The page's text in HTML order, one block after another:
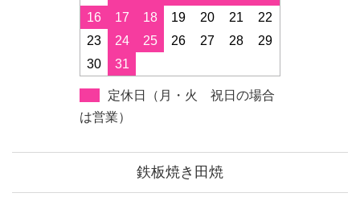
16
17 18 19 20 21
22
23
24 25 26 27 28
29
30
31
定休日（月・火 祝日の場合
は営業）
鉄板焼き田焼